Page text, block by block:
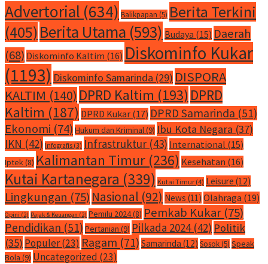
Advertorial (634) Balikpapan (5) Berita Terkini
(405)Berita Utama (593) Budaya (15) Daerah
(68) Diskominfo Kaltim (16) Diskominfo Kukar
(1193) Diskominfo Samarinda (29) DISPORA
KALTIM (140) DPRD Kaltim (193) DPRD
Kaltim (187) DPRD Kukar (17) DPRD Samarinda (51)
Ekonomi (74) Hukum dan Kriminal(9) Ibu Kota Negara (37)
IKN (42) Infografis (3) Infrastruktur (43) International (15)
Iptek(8) Kalimantan Timur (236) Kesehatan (16)
Kutai Kartanegara (339) Kutai Timur (4) Leisure (12)
Lingkungan (75) Nasional (92) News (11) Olahraga (19)
Opini (2) Pajak & Keuangan (2) Pemilu 2024(8) Pemkab Kukar (75)
Pendidikan (51) Pertanian (9) Pilkada 2024(42) Politik
(35) Populer(23) Ragam (71) Samarinda (12) Sosok(5) Speak
Bola (9) Uncategorized (23)